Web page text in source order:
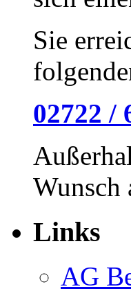
Sie
02722 /
Wunsch
Links
AG